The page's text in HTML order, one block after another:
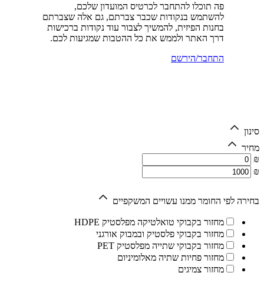
פה תוכלו להתחבר לכרטיס המועדון שלכם,
להשתמש בנקודות שכבר צברתם, גם אלה שצברתם
בחנות הפיזית, להמשיך לצבור עוד נקודות ברכישות
דרך האתר ולממש את כל ההטבות שמגיעות לכם.
התחבר/הירשם
סינון
מחיר
₪
₪
בחירה לפי החומר ממנו עשויים המשקפיים
מחזור בקבוקי טואלטיקה מפלסטיק HDPE
מחזור בקבוקי פלסטיק ובמבוק אורגני
מחזור בקבוקי שתייה מפלסטיק PET
מחזור פחיות שתיה מאלומיניום
מחזור צמיגים